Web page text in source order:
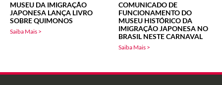
MUSEU DA IMIGRAÇÃO
JAPONESA LANÇA LIVRO
SOBRE QUIMONOS
Saiba Mais >
COMUNICADO DE
FUNCIONAMENTO DO
MUSEU HISTÓRICO DA
IMIGRAÇÃO JAPONESA NO
BRASIL NESTE CARNAVAL
Saiba Mais >